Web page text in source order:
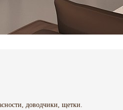
доводчики, щетки.